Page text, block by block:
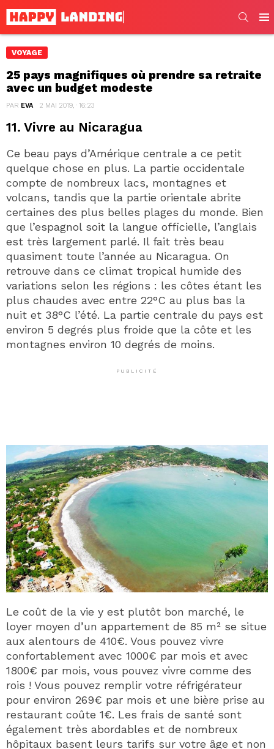
VOYAGE
25 pays magnifiques où prendre sa retraite
avec un budget modeste
PAR EVA 2 MAI 2019, · 16:23
11. Vivre au Nicaragua
Ce beau pays d’Amérique centrale a ce petit
quelque chose en plus. La partie occidentale
compte de nombreux lacs, montagnes et
volcans, tandis que la partie orientale abrite
certaines des plus belles plages du monde. Bien
que l’espagnol soit la langue officielle, l’anglais
est très largement parlé. Il fait très beau
quasiment toute l’année au Nicaragua. On
retrouve dans ce climat tropical humide des
variations selon les régions : les côtes étant les
plus chaudes avec entre 22°C au plus bas la
nuit et 38°C l’été. La partie centrale du pays est
environ 5 degrés plus froide que la côte et les
montagnes environ 10 degrés de moins.
PUBLICITÉ
Le coût de la vie y est plutôt bon marché, le
loyer moyen d’un appartement de 85 m² se situe
aux alentours de 410€. Vous pouvez vivre
confortablement avec 1000€ par mois et avec
1800€ par mois, vous pouvez vivre comme des
rois ! Vous pouvez remplir votre réfrigérateur
pour environ 269€ par mois et une bière prise au
restaurant coûte 1€. Les frais de santé sont
également très abordables et de nombreux
hôpitaux basent leurs tarifs sur votre âge et non